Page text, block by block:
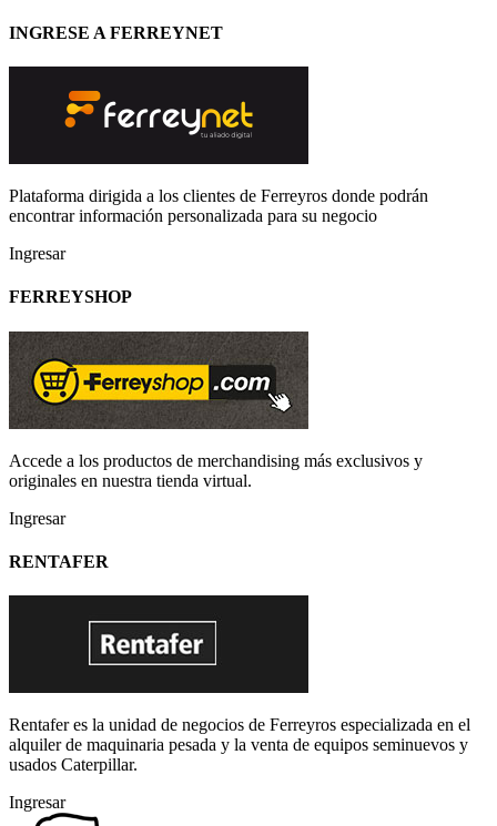
INGRESE A FERREYNET
Plataforma dirigida a los clientes de Ferreyros donde podrán
encontrar información personalizada para su negocio
Ingresar
FERREYSHOP
Accede a los productos de merchandising más exclusivos y
originales en nuestra tienda virtual.
Ingresar
RENTAFER
Rentafer es la unidad de negocios de Ferreyros especializada en el
alquiler de maquinaria pesada y la venta de equipos seminuevos y
usados Caterpillar.
Ingresar